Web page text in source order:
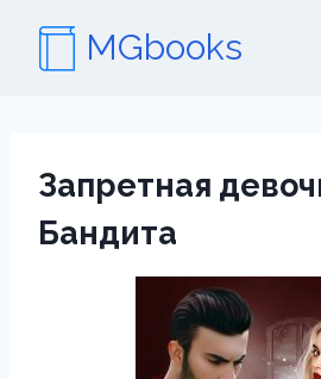
содержимому
MGbooks
Запретная
Бандита